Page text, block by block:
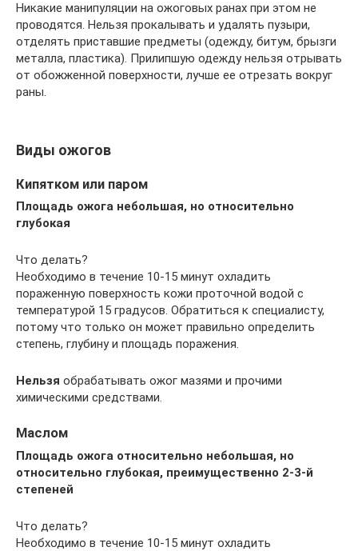
Никакие манипуляции на ожоговых ранах при этом не
проводятся. Нельзя прокалывать и удалять пузыри,
отделять приставшие предметы (одежду, битум, брызги
металла, пластика). Прилипшую одежду нельзя отрывать
от обожженной поверхности, лучше ее отрезать вокруг
раны.
Виды ожогов
Кипятком или паром
Площадь ожога небольшая, но относительно
глубокая
Что делать?
Необходимо в течение 10-15 минут охладить
пораженную поверхность кожи проточной водой с
температурой 15 градусов. Обратиться к специалисту,
потому что только он может правильно определить
степень, глубину и площадь поражения.
Нельзя обрабатывать ожог мазями и прочими
химическими средствами.
Маслом
Площадь ожога относительно небольшая, но
относительно глубокая, преимущественно 2-3-й
степеней
Что делать?
Необходимо в течение 10-15 минут охладить